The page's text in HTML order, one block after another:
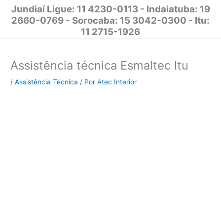
Jundiaí Ligue: 11 4230-0113 - Indaiatuba: 19
2660-0769 - Sorocaba: 15 3042-0300 - Itu:
11 2715-1926
Assistência técnica Esmaltec Itu
/Assistência Técnica / PorAtec Interior